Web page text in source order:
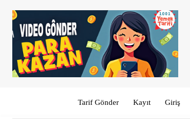
Tarif Gönder Kayıt Giriş